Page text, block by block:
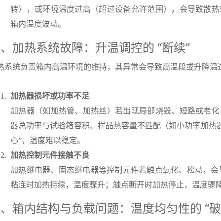
转），或环境温度过高（超过设备允许范围），会导致散
箱内温度波动。
加热系统故障：升温调控的 “断续”
系统负责箱内高温环境的维持，其异常会导致高温段或升降温
加热器损坏或功率不足
加热器（如加热管、加热丝）若出现局部烧毁、短路或老
器总功率与试验箱容积、样品热容量不匹配（如小功率加
心”，温度难以稳定。
加热控制元件接触不良
加热继电器、固态继电器等控制元件若触点氧化、松动，
粘连时加热持续，温度骤升；触点断开时加热停止，温度骤
箱内结构与负载问题：温度均匀性的 “